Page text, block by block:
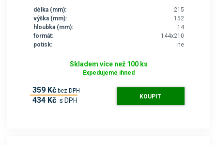
délka (mm):
215
výška (mm):
152
hloubka (mm):
14
formát:
144x210
potisk:
ne
Skladem více než 100 ks
Expedujeme ihned
359 Kč bez DPH
434 Kč s DPH KOUPIT